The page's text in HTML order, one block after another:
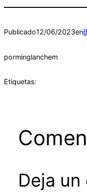
Publicado12/06/2023en
porminglanchem
Etiquetas:
Deja